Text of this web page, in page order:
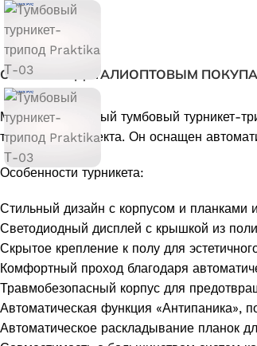
ОПИСАНИЕ ДЕТАЛИОПТОВЫМ
Моторизированный тумбовый турникет-
территорию объекта. Он оснащен
Особенности турникета:
Стильный дизайн с корпусом и
Светодиодный дисплей с крышкой из
Скрытое крепление к полу для
Комфортный проход благодаря
Травмобезопасный корпус для
Автоматическая функция «Антипаника»,
Автоматическое раскладывание планок